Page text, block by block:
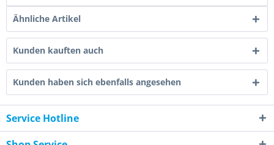
Ähnliche Artikel
Kunden kauften auch
Kunden haben sich ebenfalls angesehen
Service Hotline